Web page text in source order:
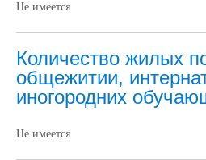
Не имеется
Количество жилых
общежитии,
иногородних
Не имеется